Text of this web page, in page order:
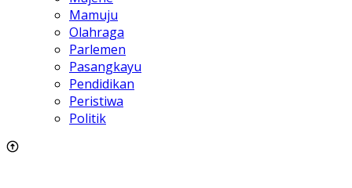
Mamuju
Olahraga
Parlemen
Pasangkayu
Pendidikan
Peristiwa
Politik